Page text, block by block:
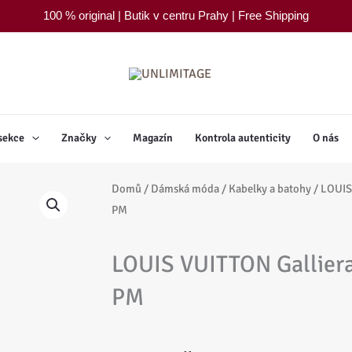
100 % original | Butik v centru Prahy | Free Shipping
Značky Magazín Kontrola autenticity O nás
Domů / Dámská móda / Kabelky a batohy /
PM
LOUIS VUITTON
PM